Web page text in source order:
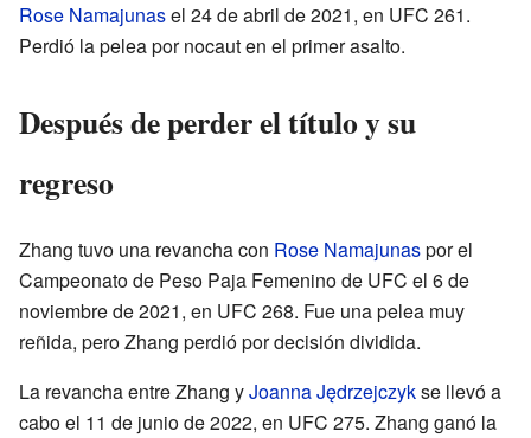
Rose Namajunasel 24 de abril de 2021, en UFC 261.
Perdió la pelea por nocaut en el primer asalto.
Después de perder el título y su
regreso
Zhang tuvo una revancha con Rose Namajunaspor el
Campeonato de Peso Paja Femenino de UFC el 6 de
noviembre de 2021, en UFC 268. Fue una pelea muy
reñida, pero Zhang perdió por decisión dividida.
La revancha entre Zhang yJoanna Jędrzejczykse llevó a
cabo el 11 de junio de 2022, en UFC 275. Zhang ganó la